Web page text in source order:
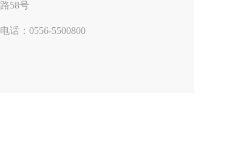
路58号
电话：0556-5500800